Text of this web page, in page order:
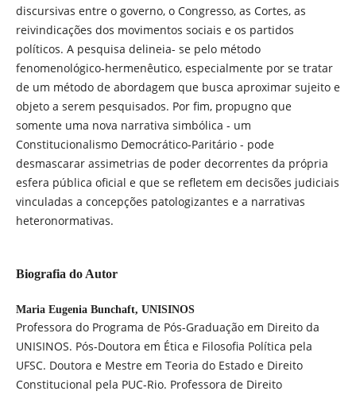
discursivas entre o governo, o Congresso, as Cortes, as
reivindicações dos movimentos sociais e os partidos
políticos. A pesquisa delineia- se pelo método
fenomenológico-hermenêutico, especialmente por se tratar
de um método de abordagem que busca aproximar sujeito e
objeto a serem pesquisados. Por fim, propugno que
somente uma nova narrativa simbólica - um
Constitucionalismo Democrático-Paritário - pode
desmascarar assimetrias de poder decorrentes da própria
esfera pública oficial e que se refletem em decisões judiciais
vinculadas a concepções patologizantes e a narrativas
heteronormativas.
Biografia do Autor
Maria Eugenia Bunchaft, UNISINOS
Professora do Programa de Pós-Graduação em Direito da
UNISINOS. Pós-Doutora em Ética e Filosofia Política pela
UFSC. Doutora e Mestre em Teoria do Estado e Direito
Constitucional pela PUC-Rio. Professora de Direito